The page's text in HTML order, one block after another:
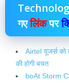
गएलिंकपर
Airtel यूजर्स
की होगी बचत
boAt Storm